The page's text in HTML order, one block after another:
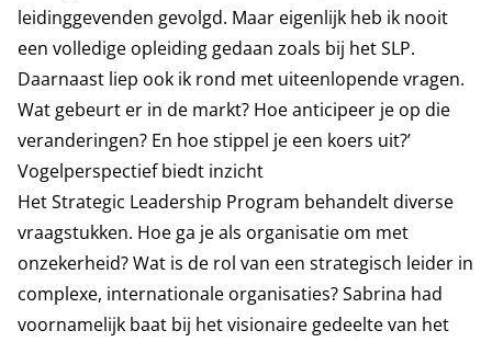
leidinggevenden gevolgd. Maar eigenlijk heb ik nooit
een volledige opleiding gedaan zoals bij het SLP.
Daarnaast liep ook ik rond met uiteenlopende vragen.
Wat gebeurt er in de markt? Hoe anticipeer je op die
veranderingen? En hoe stippel je een koers uit?’
Vogelperspectief biedt inzicht
Het Strategic Leadership Program behandelt diverse
vraagstukken. Hoe ga je als organisatie om met
onzekerheid? Wat is de rol van een strategisch leider in
complexe, internationale organisaties? Sabrina had
voornamelijk baat bij het visionaire gedeelte van het